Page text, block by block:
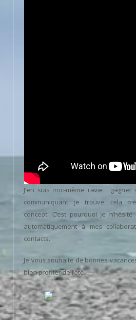
J’en suis moi-même ravie :
communiquant je trouve cela
concept. C’est pourquoi je
automatiquement à mes
contacts.
Je vous souhaite de bonnes
bien profiter de l’été.